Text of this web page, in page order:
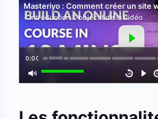
Masteriyo : Comment créer un site
Introduction & objectif de la vidéo
0:00